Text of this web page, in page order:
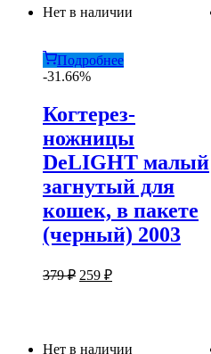
Нет в наличии
Подробнее
-31.66%
Когтерез-
ножницы
DeLIGHT малый
загнутый для
кошек, в пакете
(черный) 2003
379₽ Первоначальная
259 ₽Текущая
Нет в наличии